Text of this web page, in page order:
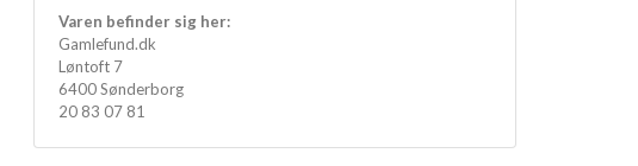
Varen befinder sig her:
Gamlefund.dk
Løntoft 7
6400 Sønderborg
20 83 07 81